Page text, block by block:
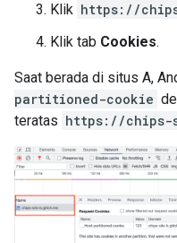
Klik https://
Klik tab Cookies.
Saat berada di situs A,
partitioned-cookie
teratas https://chips-